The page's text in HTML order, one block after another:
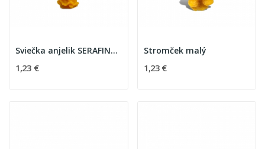
Sviečka anjelik SERAFINKO
1,23 €
Stromček malý
1,23 €